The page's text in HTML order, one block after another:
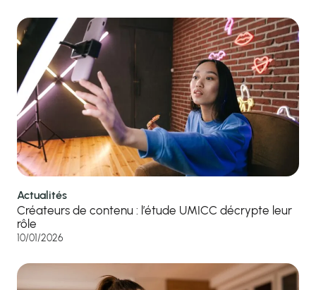
Actualités
Créateurs de contenu : l’étude UMICC décrypte leur
rôle
10/01/2026